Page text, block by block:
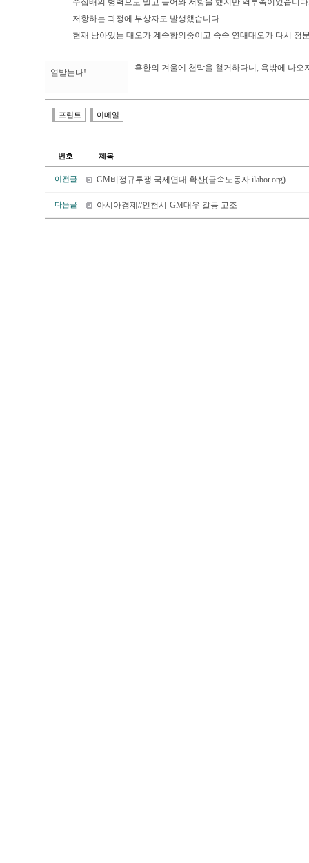
수십배의 병력으로 밀고 들어와 저항을 했지만 역부족이었습니
저항하는 과정에 부상자도 발생했습니다.
현재 남아있는 대오가 계속항의중이고 속속 연대대오가 다시 정
열받는다! 혹한의 겨울에 천막을 철거하다니, 욕밖에 나
프린트 이메일
번호 제목
이전글 GM비정규투쟁 국제연대 확산(금속노동자 ilabor.org)
다음글 아시아경제//인천시-GM대우 갈등 고조